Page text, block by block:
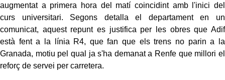
augmentat a primera hora del matí coincidint amb l'inici del
curs universitari. Segons detalla el departament en un
comunicat, aquest repunt es justifica per les obres que Adif
està fent a la línia R4, que fan que els trens no parin a la
Granada, motiu pel qual ja s'ha demanat a Renfe que millori el
reforç de servei per carretera.